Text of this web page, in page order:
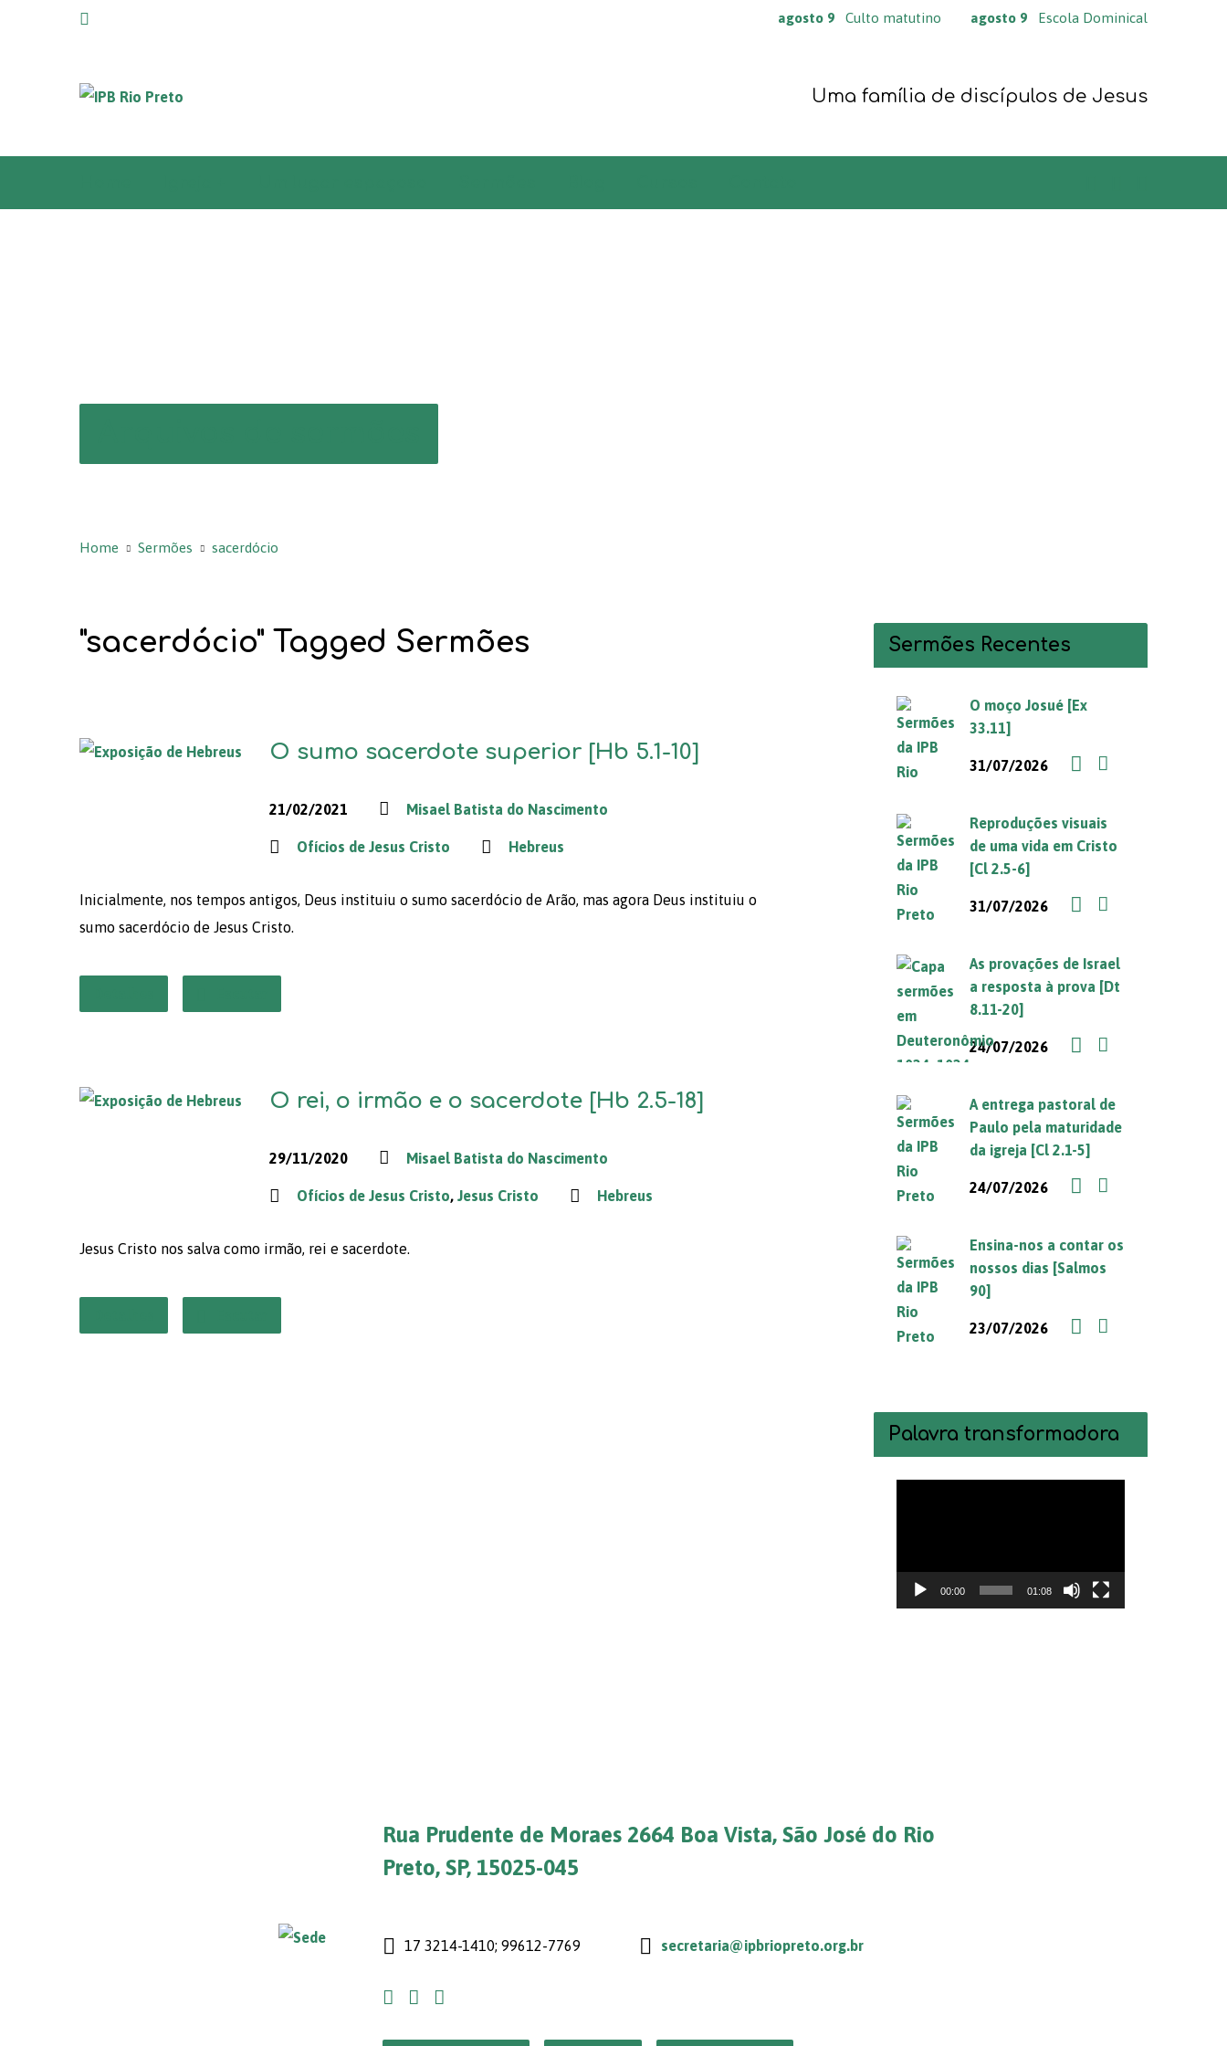
agosto 9 Culto matutino agosto 9 Escola Dominical
Uma família de discípulos de Jesus
Home Sermões sacerdócio
"sacerdócio" Tagged Sermões
O sumo sacerdote superior [Hb 5.1-10]
21/02/2021 Misael Batista do Nascimento
Ofícios de Jesus Cristo Hebreus
Inicialmente, nos tempos antigos, Deus instituiu o sumo sacerdócio de Arão, mas agora Deus instituiu o
sumo sacerdócio de Jesus Cristo.
O rei, o irmão e o sacerdote [Hb 2.5-18]
29/11/2020 Misael Batista do Nascimento
Ofícios de Jesus Cristo, Jesus Cristo Hebreus
Jesus Cristo nos salva como irmão, rei e sacerdote.
Sermões Recentes
O moço Josué [Ex
33.11]
31/07/2026
Reproduções visuais
de uma vida em Cristo
[Cl 2.5-6]
31/07/2026
As provações de Israel
a resposta à prova [Dt
8.11-20]
24/07/2026
A entrega pastoral de
Paulo pela maturidade
da igreja [Cl 2.1-5]
24/07/2026
Ensina-nos a contar os
nossos dias [Salmos
90]
23/07/2026
Palavra transformadora
00:00 01:08
Rua Prudente de Moraes 2664 Boa Vista, São José do Rio
Preto, SP, 15025-045
17 3214-1410; 99612-7769 secretaria@ipbriopreto.org.br